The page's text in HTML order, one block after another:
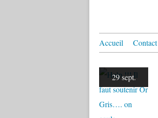
Accueil Contact
29 sept.